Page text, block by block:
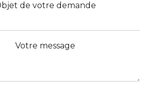
de votre demande
Votre message